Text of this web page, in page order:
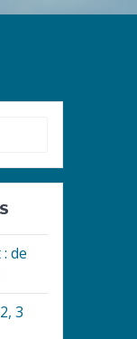
de
3